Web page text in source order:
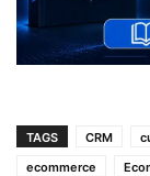
TAGS CRM
ecommerce